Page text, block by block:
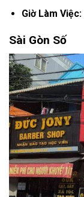
Giờ Làm Việc:
Sài Gòn Số